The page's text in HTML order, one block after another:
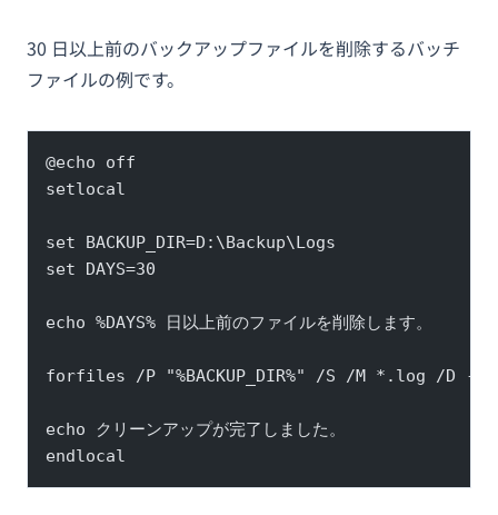
30 日以上前のバックアップファイルを削除するバッチ
ファイルの例です。
@echo off
setlocal
set BACKUP_DIR=D:\Backup\Logs
set DAYS=30
echo %DAYS% 日以上前のファイルを削除します。
forfiles /P "%BACKUP_DIR%" /S /M *.log /D -
echo クリーンアップが完了しました。
endlocal